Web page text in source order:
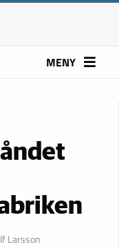
MENY
Larsson